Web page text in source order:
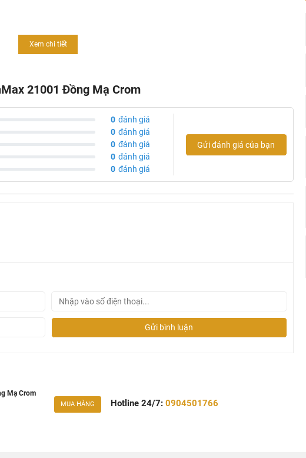
Crom nên phù hợp với mọi nguồn nước
chất lượng sản phẩm
Xem chi tiết
21001 Đồng Mạ Crom
0 đánh giá
0 đánh giá
0 đánh giá
0 đánh giá
0 đánh giá
Gửi đánh giá của bạn
Gửi bình luận
Mạ Crom
MUA HÀNG Hotline 24/7:0904501766